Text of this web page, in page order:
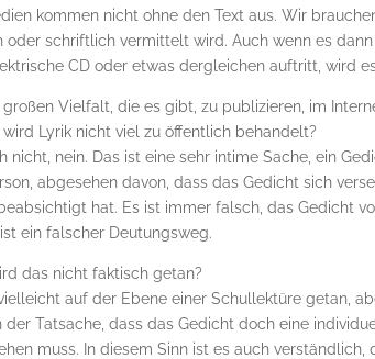
kommen nicht ohne den Text aus. Wir
oder schriftlich vermittelt wird. Auch wenn es
CD oder etwas dergleichen auftritt, wird
großen Vielfalt, die es gibt, zu publizieren, im
wird Lyrik nicht viel zu öffentlich behandelt?
nicht, nein. Das ist eine sehr intime Sache, ein
abgesehen davon, dass das Gedicht sich
hat. Es ist immer falsch, das Gedicht
ein falscher Deutungsweg.
das nicht faktisch getan?
auf der Ebene einer Schullektüre getan,
der Tatsache, dass das Gedicht doch eine
muss. In diesem Sinn ist es auch